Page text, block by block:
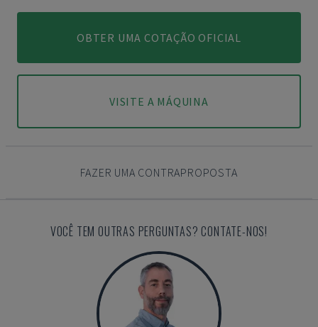
OBTER UMA COTAÇÃO OFICIAL
VISITE A MÁQUINA
FAZER UMA CONTRAPROPOSTA
VOCÊ TEM OUTRAS PERGUNTAS? CONTATE-NOS!